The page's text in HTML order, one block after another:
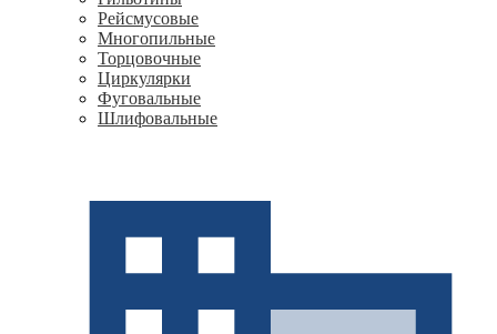
Рейсмусовые
Многопильные
Торцовочные
Циркулярки
Фуговальные
Шлифовальные